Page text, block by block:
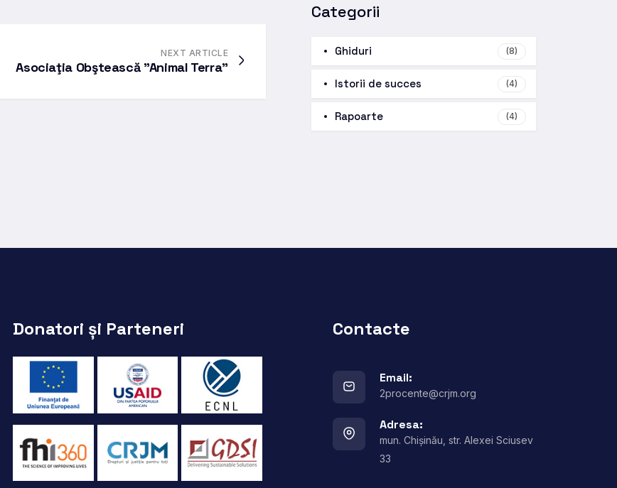
NEXT ARTICLE
Asociaţia Obştească ”Animal Terra”
Categorii
Ghiduri (8)
Istorii de succes (4)
Rapoarte (4)
Donatori și Parteneri Contacte
Email:
2procente@crjm.org
Adresa:
mun. Chișinău, str. Alexei Sciusev
33